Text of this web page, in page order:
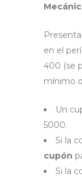
en el
400 (se
mínimo
Un
5000.
Si la
cupón
Si la